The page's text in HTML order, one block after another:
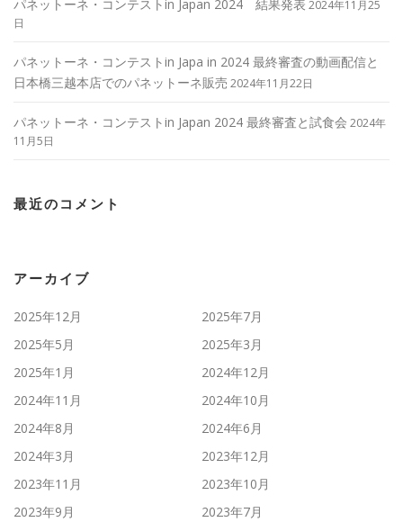
パネットーネ・コンテストin Japan 2024 結果発表 2024年11月25
日
パネットーネ・コンテストin Japa in 2024 最終審査の動画配信と
日本橋三越本店でのパネットーネ販売 2024年11月22日
パネットーネ・コンテストin Japan 2024 最終審査と試食会 2024年
11月5日
最近のコメント
アーカイブ
2025年12月
2025年7月
2025年5月
2025年3月
2025年1月
2024年12月
2024年11月
2024年10月
2024年8月
2024年6月
2024年3月
2023年12月
2023年11月
2023年10月
2023年9月
2023年7月